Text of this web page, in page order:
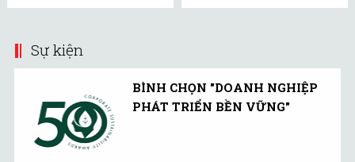
Sự kiện
BÌNH CHỌN "DOANH NGHIỆP
PHÁT TRIỂN BỀN VỮNG"